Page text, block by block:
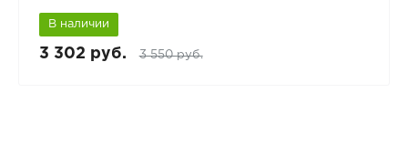
В наличии
3 302 руб. 3 550 руб.